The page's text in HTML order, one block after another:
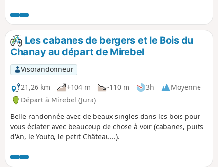
vignobles, ses villages de caractère et ses
reculées emblématiques vous permettra de
rejoindre le Pays des Lacs et des Cascades.
C’est par un sentier qui serpente en balcon
que vous rejoindrez le premier plateau avec
ses pâturages, ses fermes et ses petits
villages. Dominant la vallée de l’Ain, c’est à
Châtillon que vous terminerez ce parcours
où vous pourrez entrevoir les premiers
contreforts du Jura.
Les cabanes de bergers et le Bois du
Chanay au départ de Mirebel
Visorandonneur
21,26 km
+104 m -110 m 3h
Moyenne
Départ à Mirebel (Jura)
Belle randonnée avec de beaux singles dans les bois pour
vous éclater avec beaucoup de chose à voir (cabanes, puits
d'An, le Youto, le petit Château...).